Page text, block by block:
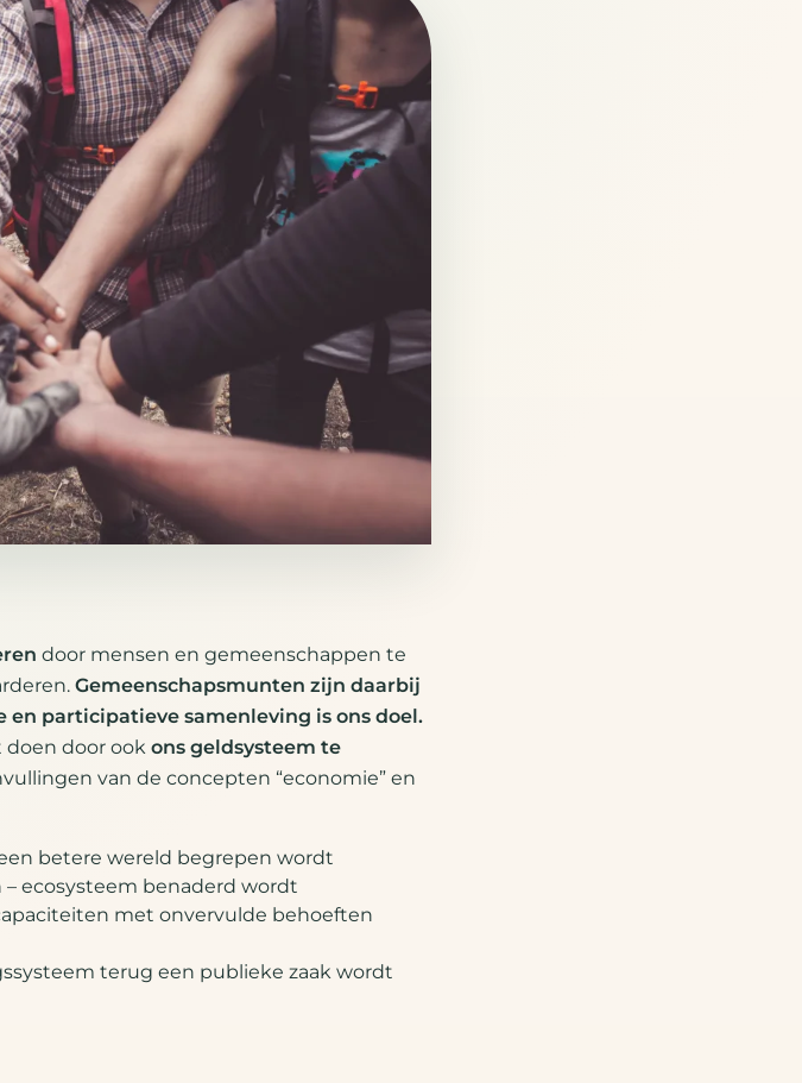
door mensen en gemeenschappen te
Gemeenschapsmunten zijn daarbij
participatieve samenleving is ons doel.
doen door ook ons geldsysteem te
van de concepten “economie” en
betere wereld begrepen wordt
ecosysteem benaderd wordt
met onvervulde behoeften
terug een publieke zaak wordt